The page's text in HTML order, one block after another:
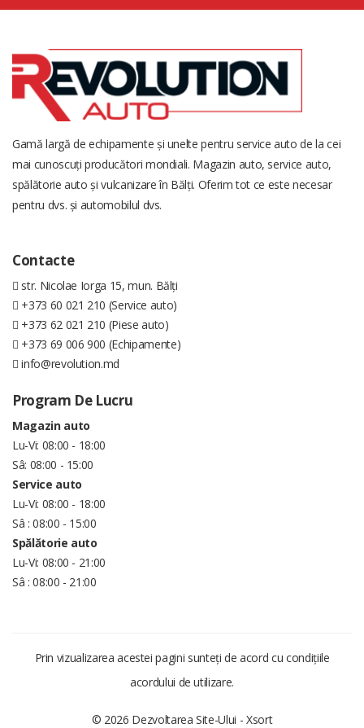
Gamă largă de echipamente și unelte pentru service auto de la cei
mai cunoscuți producători mondiali. Magazin auto, service auto,
spălătorie auto și vulcanizare în Bălți. Oferim tot ce este necesar
pentru dvs. și automobilul dvs.
Contacte
str. Nicolae Iorga 15, mun. Bălți
+373 60 021 210 (Service auto)
+373 62 021 210 (Piese auto)
+373 69 006 900 (Echipamente)
info@revolution.md
Program De Lucru
Magazin auto
Lu-Vi: 08:00 - 18:00
Sâ: 08:00 - 15:00
Service auto
Lu-Vi: 08:00 - 18:00
Sâ : 08:00 - 15:00
Spălătorie auto
Lu-Vi: 08:00 - 21:00
Sâ : 08:00 - 21:00
Prin vizualizarea acestei pagini sunteți de acord cu condițiile
acordului de utilizare.
© 2026 Dezvoltarea Site-Ului - Xsort